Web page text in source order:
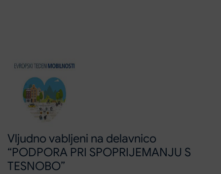
Vljudno vabljeni na delavnico
“PODPORA PRI SPOPRIJEMANJU S
TESNOBO”